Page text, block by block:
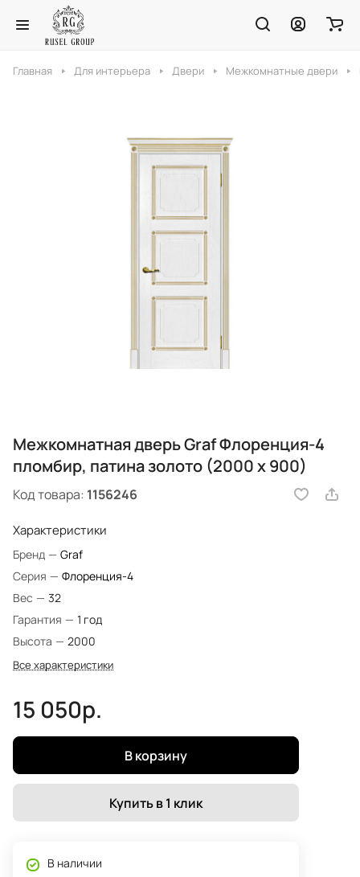
Главная Для интерьера Двери Межкомнатные двери
Межкомнатная дверь Graf Флоренция-4
пломбир, патина золото (2000 х 900)
Код товара: 1156246
Характеристики
Бренд — Graf
Серия — Флоренция-4
Вес — 32
Гарантия — 1 год
Высота — 2000
Все характеристики
15 050р.
В корзину
Купить в 1 клик
В наличии